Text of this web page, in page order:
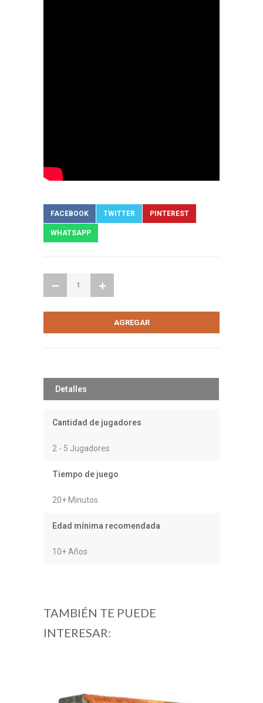
FACEBOOK TWITTER PINTEREST
WHATSAPP
Detalles
Cantidad de jugadores
2 - 5 Jugadores
Tiempo de juego
20+ Minutos
Edad mínima recomendada
10+ Años
TAMBIÉN TE PUEDE
INTERESAR: